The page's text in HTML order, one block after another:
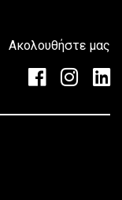
Ακολουθήστε μας